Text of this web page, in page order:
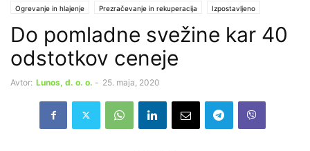
Ogrevanje in hlajenje Prezračevanje in rekuperacija Izpostavljeno
Ι Sporočila partnerjev
Do pomladne svežine kar 40
odstotkov ceneje
Avtor: Lunos, d. o. o. - 25. maja, 2020